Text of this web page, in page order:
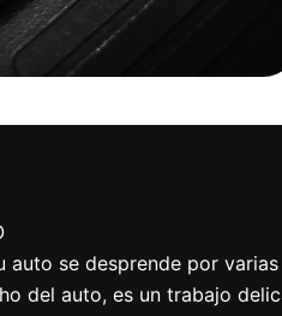
auto se desprende por
del auto, es un trabajo